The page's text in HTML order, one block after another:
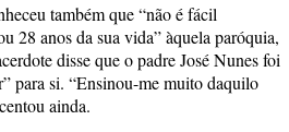
também que “não é fácil
28 anos da sua vida” àquela paróquia,
disse que o padre José Nunes foi
para si. “Ensinou-me muito daquilo
ainda.